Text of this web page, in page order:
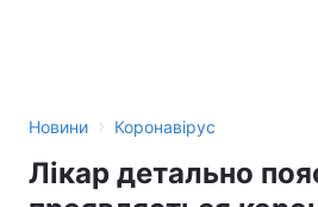
Новини › Коронавірус
Лікар детально